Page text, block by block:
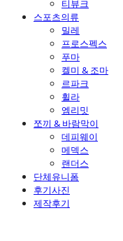
티뷰크
스포츠의류
밀레
프로스펙스
푸마
켈미 & 조마
르파크
휠라
엠리밋
쪼끼 & 바람막이
데피웨이
메덱스
랜더스
단체유니폼
후기사진
제작후기